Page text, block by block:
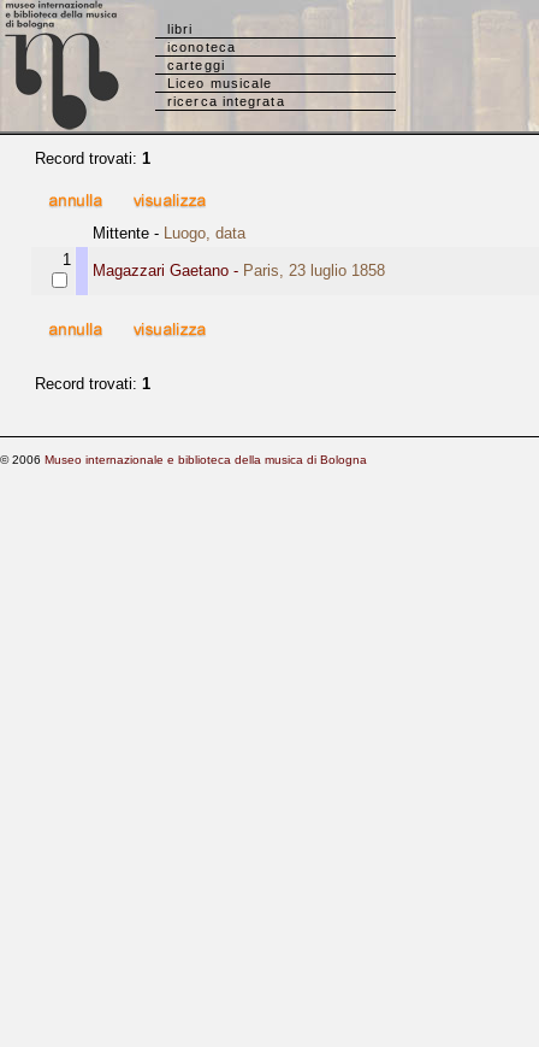
libri
iconoteca
carteggi
Liceo musicale
ricerca integrata
Record trovati: 1
Mittente - Luogo, data
1
Magazzari Gaetano - Paris, 23 luglio 1858
Record trovati: 1
© 2006 Museo internazionale e biblioteca della musica di Bologna